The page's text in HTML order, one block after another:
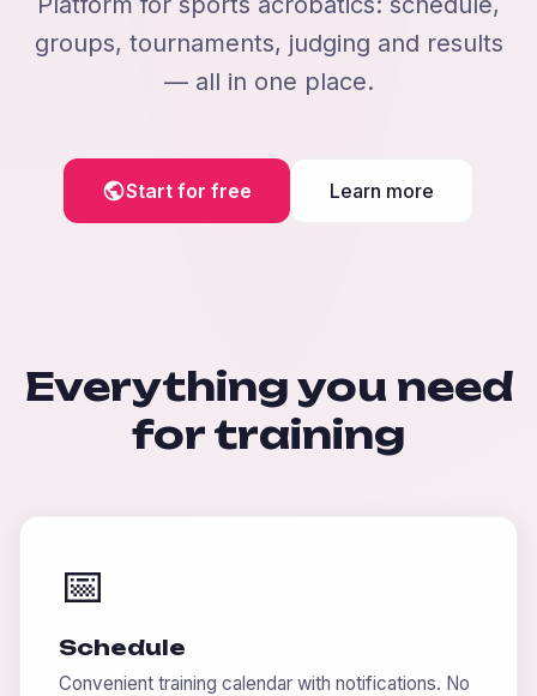
groups, tournaments, judging and results
— all in one place.
Start for free Learn more
Everything you need
for training
📅
Schedule
Convenient training calendar with notifications. No